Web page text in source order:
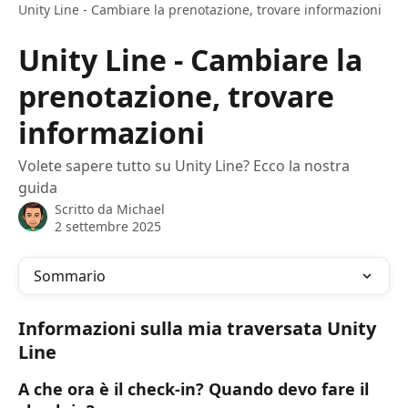
Unity Line - Cambiare la prenotazione, trovare informazioni
Unity Line - Cambiare la
prenotazione, trovare
informazioni
Volete sapere tutto su Unity Line? Ecco la nostra
guida
Scritto da Michael
2 settembre 2025
Sommario
Informazioni sulla mia traversata Unity
Line
A che ora è il check-in? Quando devo fare il